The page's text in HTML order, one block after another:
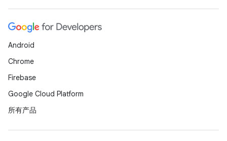
Android
Chrome
Firebase
Google Cloud Platform
所有产品